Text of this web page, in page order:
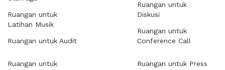
Ruangan untuk
Latihan Musik
Ruangan untuk Audit
Ruangan untuk
Diskusi
Ruangan untuk
Conference Call
Ruangan untuk
Ruangan untuk Press